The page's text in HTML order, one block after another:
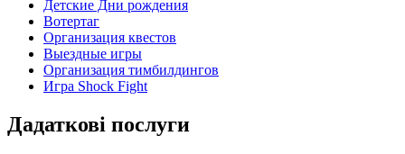
Детские Дни рождения
Вотертаг
Организация квестов
Выездные игры
Организация тимбилдингов
Игра Shock Fight
Дадаткові послуги